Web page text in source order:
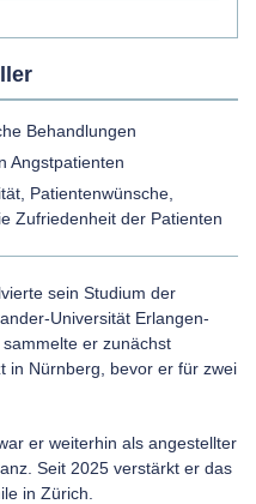
Behandlungen
Angstpatienten
Patientenwünsche,
Zufriedenheit der Patienten
sein Studium der
Universität Erlangen-
er zunächst
in Nürnberg, bevor er für zwei
er weiterhin als angestellter
Seit 2025 verstärkt er das
in Zürich.